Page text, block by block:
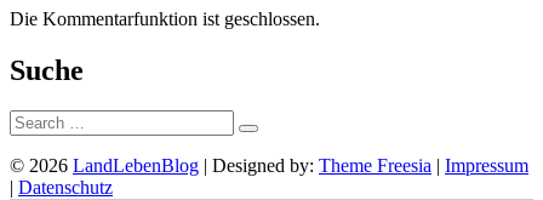
Die Kommentarfunktion ist geschlossen.
Suche
Suche:
© 2026 LandLebenBlog | Designed by: Theme Freesia | Impressum
| Datenschutz